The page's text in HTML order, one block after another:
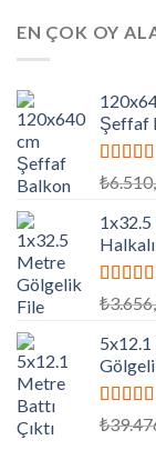
EN ÇOK OY
Şeffaf
5
oy
₺
5
oy
₺
5x12.1
5
oy
₺